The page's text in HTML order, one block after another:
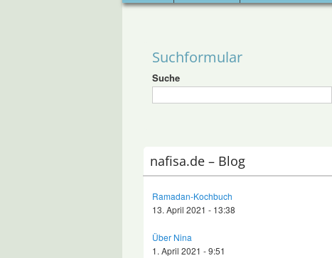
Suchformular
Suche
nafisa.de – Blog
Ramadan-Kochbuch
13. April 2021 - 13:38
Über Nina
1. April 2021 - 9:51